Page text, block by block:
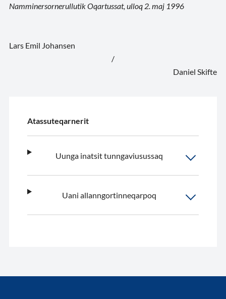
Namminersornerullutik Oqartussat, ulloq 2. maj 1996
Lars Emil Johansen
/
Daniel Skifte
Atassuteqarnerit
Uunga inatsit tunngaviusussaq
Uani allanngortinneqarpoq